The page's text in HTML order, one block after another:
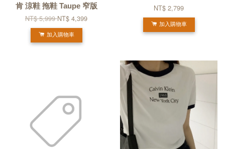
肯 涼鞋 拖鞋 Taupe 窄版
NT$ 5,999NT$ 4,399
加入購物車
NT$ 2,799
加入購物車